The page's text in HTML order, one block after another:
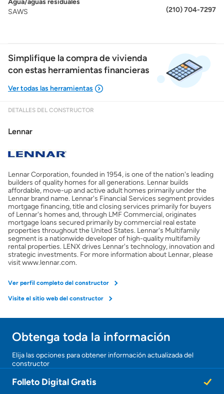
Agua/aguas residuales
SAWS
(210) 704-7297
Simplifique la compra de vivienda
con estas herramientas financieras
Costos casa nueva vs. usada
Obtener mi puntaje de crédito
Calcular mi hipoteca
Obtener Aprobación Previa
Preparar mi casa para la venta
Obtener ofertas por mi casa
DETALLES DEL CONSTRUCTOR
Lennar
Lennar Corporation, founded in 1954, is one of the nation's leading
builders of quality homes for all generations. Lennar builds
affordable, move-up and active adult homes primarily under the
Lennar brand name. Lennar's Financial Services segment provides
mortgage financing, title and closing services primarily for buyers
of Lennar's homes and, through LMF Commercial, originates
mortgage loans secured primarily by commercial real estate
properties throughout the United States. Lennar's Multifamily
segment is a nationwide developer of high-quality multifamily
rental properties. LENX drives Lennar's technology, innovation and
strategic investments. For more information about Lennar, please
visit www.lennar.com.
Ver perfil completo del constructor
Visite el sitio web del constructor
¡Gracias!
¡
n
Obtenga toda la información
Elija las opciones para obtener información actualizada del
constructor
Folleto Digital Gratis